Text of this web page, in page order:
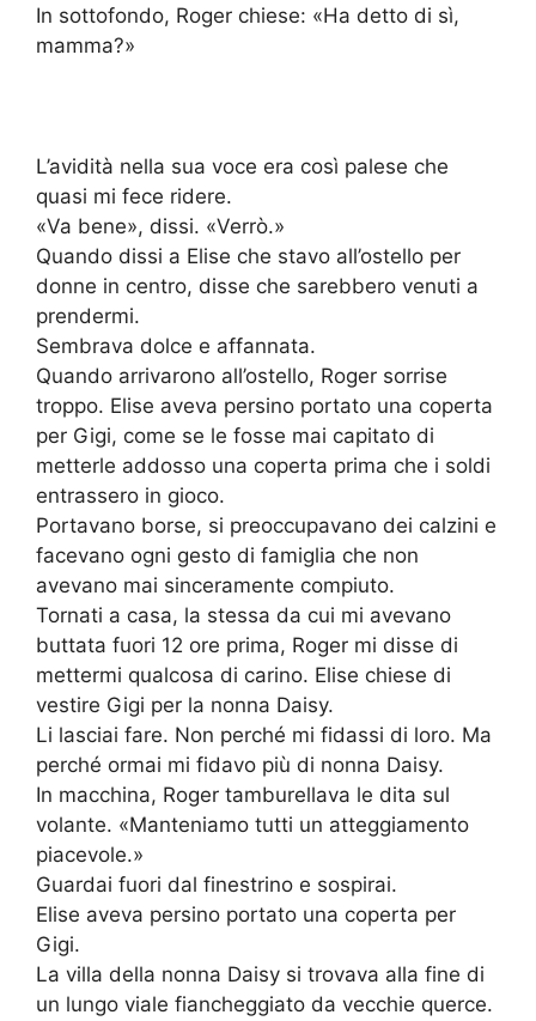
In sottofondo, Roger chiese: «Ha detto di sì,
mamma?»
L’avidità nella sua voce era così palese che
quasi mi fece ridere.
«Va bene», dissi. «Verrò.»
Quando dissi a Elise che stavo all’ostello per
donne in centro, disse che sarebbero venuti a
prendermi.
Sembrava dolce e affannata.
Quando arrivarono all’ostello, Roger sorrise
troppo. Elise aveva persino portato una coperta
per Gigi, come se le fosse mai capitato di
metterle addosso una coperta prima che i soldi
entrassero in gioco.
Portavano borse, si preoccupavano dei calzini e
facevano ogni gesto di famiglia che non
avevano mai sinceramente compiuto.
Tornati a casa, la stessa da cui mi avevano
buttata fuori 12 ore prima, Roger mi disse di
mettermi qualcosa di carino. Elise chiese di
vestire Gigi per la nonna Daisy.
Li lasciai fare. Non perché mi fidassi di loro. Ma
perché ormai mi fidavo più di nonna Daisy.
In macchina, Roger tamburellava le dita sul
volante. «Manteniamo tutti un atteggiamento
piacevole.»
Guardai fuori dal finestrino e sospirai.
Elise aveva persino portato una coperta per
Gigi.
La villa della nonna Daisy si trovava alla fine di
un lungo viale fiancheggiato da vecchie querce.